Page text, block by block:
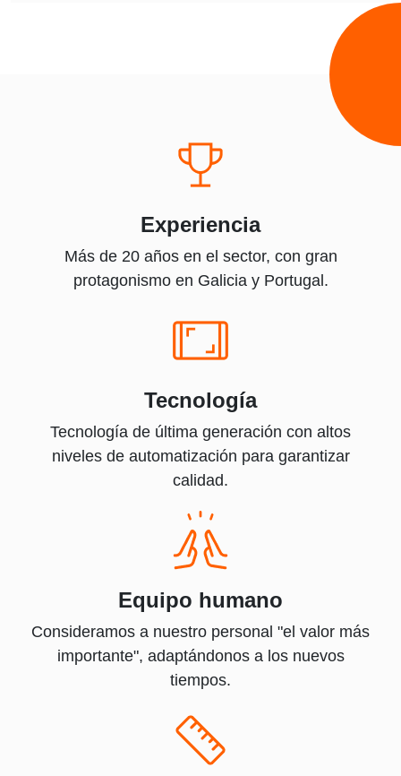
Experiencia
Más de 20 años en el sector, con gran
protagonismo en Galicia y Portugal.
Tecnología
Tecnología de última generación con altos
niveles de automatización para garantizar
calidad.
Equipo humano
Consideramos a nuestro personal "el valor más
importante", adaptándonos a los nuevos
tiempos.